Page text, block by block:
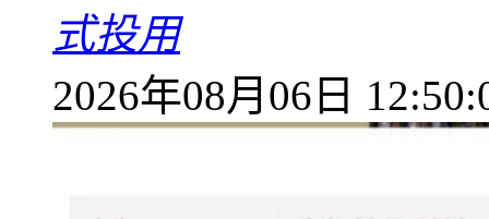
式投用
2026年08月06日